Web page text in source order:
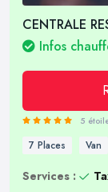
CENTRALE
Infos
5
7 Places Van
Services :